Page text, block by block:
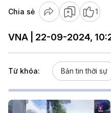
Chia sẻ 1
VNA | 22-09-2024,
Từ khóa: Bản tin thời sự